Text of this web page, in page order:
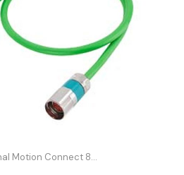
Cabo Sinal Motion Connect 800 5M Para S120 Siemens 6FX80022EQ101AF0